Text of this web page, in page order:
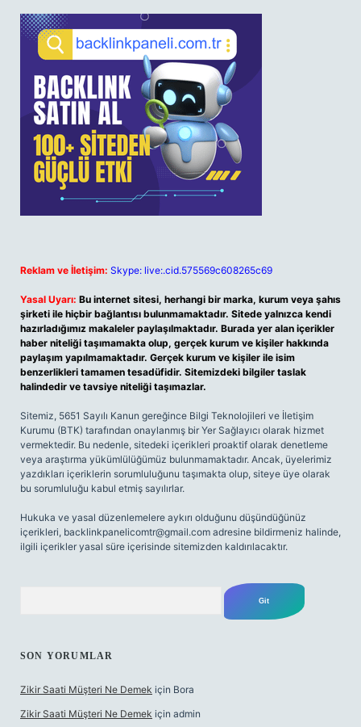
Reklam ve İletişim: Skype: live:.cid.575569c608265c69
Yasal Uyarı: Bu internet sitesi, herhangi bir marka, kurum veya şahıs
şirketi ile hiçbir bağlantısı bulunmamaktadır. Sitede yalnızca kendi
hazırladığımız makaleler paylaşılmaktadır. Burada yer alan içerikler
haber niteliği taşımamakta olup, gerçek kurum ve kişiler hakkında
paylaşım yapılmamaktadır. Gerçek kurum ve kişiler ile isim
benzerlikleri tamamen tesadüfidir. Sitemizdeki bilgiler taslak
halindedir ve tavsiye niteliği taşımazlar.
Sitemiz, 5651 Sayılı Kanun gereğince Bilgi Teknolojileri ve İletişim
Kurumu (BTK) tarafından onaylanmış bir Yer Sağlayıcı olarak hizmet
vermektedir. Bu nedenle, sitedeki içerikleri proaktif olarak denetleme
veya araştırma yükümlülüğümüz bulunmamaktadır. Ancak, üyelerimiz
yazdıkları içeriklerin sorumluluğunu taşımakta olup, siteye üye olarak
bu sorumluluğu kabul etmiş sayılırlar.
Hukuka ve yasal düzenlemelere aykırı olduğunu düşündüğünüz
içerikleri, backlinkpanelicomtr@gmail.com adresine bildirmeniz halinde,
ilgili içerikler yasal süre içerisinde sitemizden kaldırılacaktır.
SON YORUMLAR
Zikir Saati Müşteri Ne Demek için Bora
Zikir Saati Müşteri Ne Demek için admin